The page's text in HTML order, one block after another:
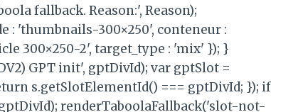
fallback. Reason:', Reason);
: 'thumbnails-300×250', conteneur :
300×250-2', target_type : 'mix' }); }
GPT init', gptDivId); var gptSlot =
s.getSlotElementId() === gptDivId; }); if
renderTaboolaFallback('slot-not-